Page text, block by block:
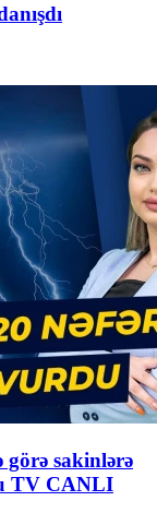
görə sakinlərə
TV CANLI